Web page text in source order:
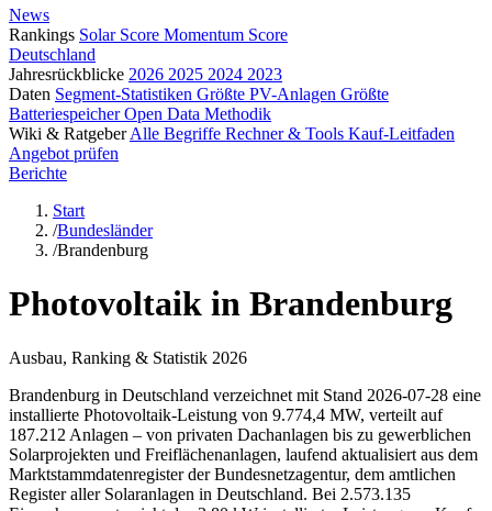
News
Rankings Solar Score Momentum Score
Deutschland
Jahresrückblicke 2026 2025 2024 2023
Daten Segment-Statistiken Größte PV-Anlagen Größte
BatteriespeicherOpen Data Methodik
Wiki & Ratgeber Alle Begriffe Rechner & Tools Kauf-Leitfaden
Angebot prüfen
Berichte
Start
/Bundesländer
/Brandenburg
Photovoltaik in Brandenburg
Ausbau, Ranking & Statistik 2026
Brandenburg in Deutschland verzeichnet mit Stand 2026-07-28 eine
installierte Photovoltaik-Leistung von 9.774,4 MW, verteilt auf
187.212 Anlagen – von privaten Dachanlagen bis zu gewerblichen
Solarprojekten und Freiflächenanlagen, laufend aktualisiert aus dem
Marktstammdatenregister der Bundesnetzagentur, dem amtlichen
Register aller Solaranlagen in Deutschland. Bei 2.573.135